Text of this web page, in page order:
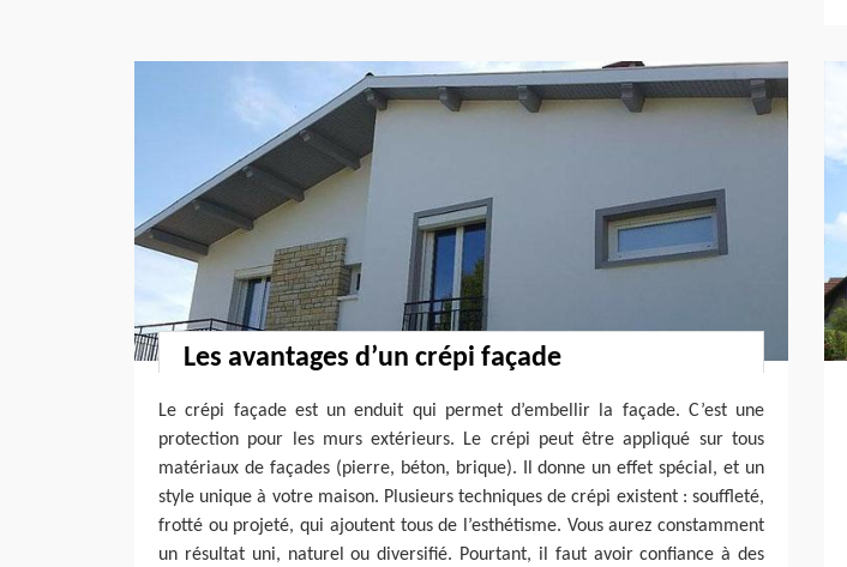
Les avantages d’un crépi façade
Le crépi façade est un enduit qui permet d’embellir la façade. C’est une
protection pour les murs extérieurs. Le crépi peut être appliqué sur tous
matériaux de façades (pierre, béton, brique). Il donne un effet spécial, et un
style unique à votre maison. Plusieurs techniques de crépi existent : souffleté,
frotté ou projeté, qui ajoutent tous de l’esthétisme. Vous aurez constamment
un résultat uni, naturel ou diversifié. Pourtant, il faut avoir confiance à des